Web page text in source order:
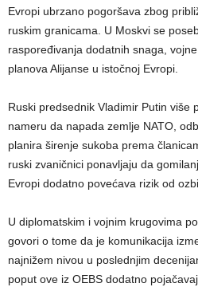
Evropi ubrzano pogoršava zbog
ruskim granicama. U Moskvi se
raspoređivanja dodatnih snaga,
planova Alijanse u istočnoj Evropi.
Ruski predsednik Vladimir Putin više
nameru da napada zemlje NATO,
planira širenje sukoba prema
ruski zvaničnici ponavljaju da
Evropi dodatno povećava rizik od
U diplomatskim i vojnim krugovima
govori o tome da je komunikacija
najnižem nivou u poslednjim
poput ove iz OEBS dodatno